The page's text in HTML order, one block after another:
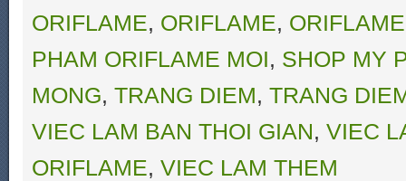
ORIFLAME, ORIFLAME,
PHAM ORIFLAME MOI, SHOP MY
MONG, TRANG DIEM, TRANG
VIEC LAM BAN THOI GIAN, VIEC
ORIFLAME, VIEC LAM THEM